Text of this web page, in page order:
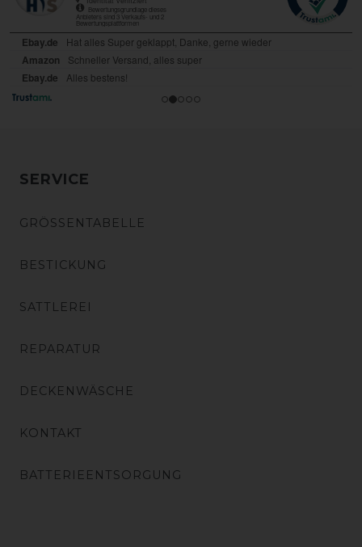
SERVICE
GRÖSSENTABELLE
BESTICKUNG
SATTLEREI
REPARATUR
DECKENWÄSCHE
KONTAKT
BATTERIEENTSORGUNG